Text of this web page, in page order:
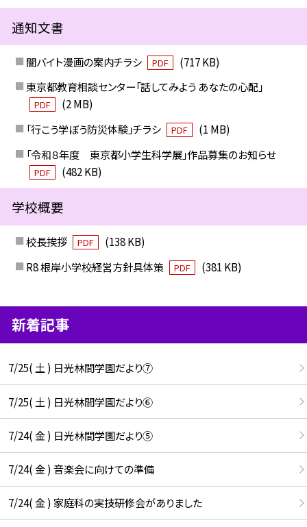
通知文書
闇バイト漫画の案内チラシ PDF
(717 KB)
東京都教育相談センター「話してみよう あなたの心配」
PDF
(2 MB)
「行こう学ぼう防災体験」チラシ
PDF
(1 MB)
「令和８年度 東京都小学生科学展」作品募集のお知らせ
PDF (482 KB)
学校概要
校長挨拶 PDF
(138 KB)
R8 根岸小学校経営方針具体策
PDF (381 KB)
新着記事
7/25( 土 ) 日光林間学園だより⑦
7/25( 土 ) 日光林間学園だより⑥
7/24( 金 ) 日光林間学園だより⑤
7/24( 金 ) 音楽会に向けての準備
7/24( 金 ) 家庭科の実技研修会がありました